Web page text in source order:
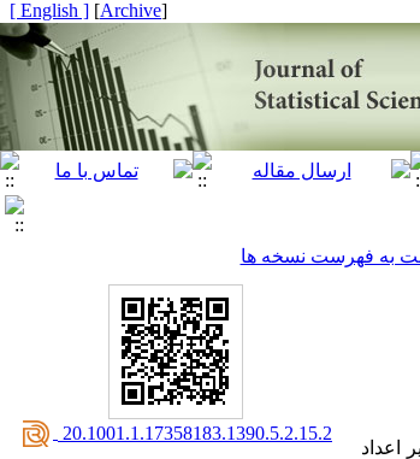
[
Archive
]
[ English ]
به فهرست نسخه ها
اعداد
‎ 20.1001.1.17358183.1390.5.2.15.2